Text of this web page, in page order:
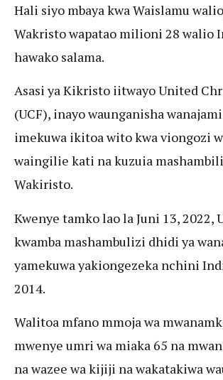
Hali siyo mbaya kwa Waislamu
Wakristo wapatao milioni 28 walio
hawako salama.
Asasi ya Kikristo iitwayo United
(UCF), inayo waunganisha
imekuwa ikitoa wito kwa viongozi
waingilie kati na kuzuia
Wakiristo.
Kwenye tamko lao la Juni 13, 2022,
kwamba mashambulizi dhidi ya
yamekuwa yakiongezeka nchini
2014.
Walitoa mfano mmoja wa
mwenye umri wa miaka 65 na
na wazee wa kijiji na wakatakiwa